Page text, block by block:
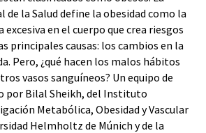
de la Salud define la obesidad como la
excesiva en el cuerpo que crea riesgos
principales causas: los cambios en la
Pero, ¿qué hacen los malos hábitos
vasos sanguíneos? Un equipo de
por Bilal Sheikh, del Instituto
Metabólica, Obesidad y Vascular
Helmholtz de Múnich y de la